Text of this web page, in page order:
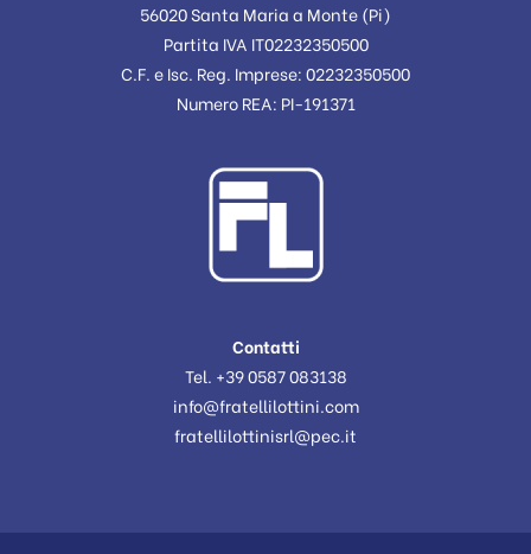
56020 Santa Maria a Monte (Pi)
Partita IVA IT02232350500
C.F. e Isc. Reg. Imprese: 02232350500
Numero REA: PI-191371
Contatti
Tel. +39 0587 083138
info@fratellilottini.com
fratellilottinisrl@pec.it